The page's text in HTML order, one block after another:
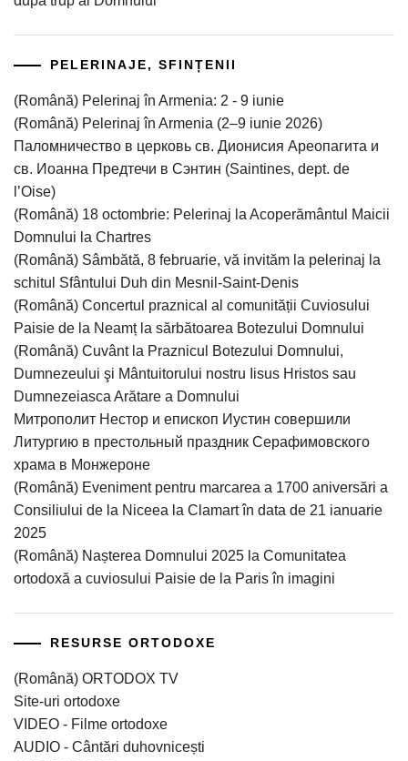
PELERINAJE, SFINȚENII
(Română) Pelerinaj în Armenia: 2 - 9 iunie
(Română) Pelerinaj în Armenia (2–9 iunie 2026)
Паломничество в церковь св. Дионисия Ареопагита и
св. Иоанна Предтечи в Сэнтин (Saintines, dept. de
l’Оise)
(Română) 18 octombrie: Pelerinaj la Acoperământul Maicii
Domnului la Chartres
(Română) Sâmbătă, 8 februarie, vă invităm la pelerinaj la
schitul Sfântului Duh din Mesnil-Saint-Denis
(Română) Concertul praznical al comunității Cuviosului
Paisie de la Neamț la sărbătoarea Botezului Domnului
(Română) Cuvânt la Praznicul Botezului Domnului,
Dumnezeului şi Mântuitorului nostru Iisus Hristos sau
Dumnezeiasca Arătare a Domnului
Митрополит Нестор и епископ Иустин совершили
Литургию в престольный праздник Серафимовского
храма в Монжероне
(Română) Eveniment pentru marcarea a 1700 aniversări a
Consiliului de la Niceea la Clamart în data de 21 ianuarie
2025
(Română) Nașterea Domnului 2025 la Comunitatea
ortodoxă a cuviosului Paisie de la Paris în imagini
RESURSE ORTODOXE
(Română) ORTODOX TV
Site-uri ortodoxe
VIDEO - Filme ortodoxe
AUDIO - Cântări duhovnicești